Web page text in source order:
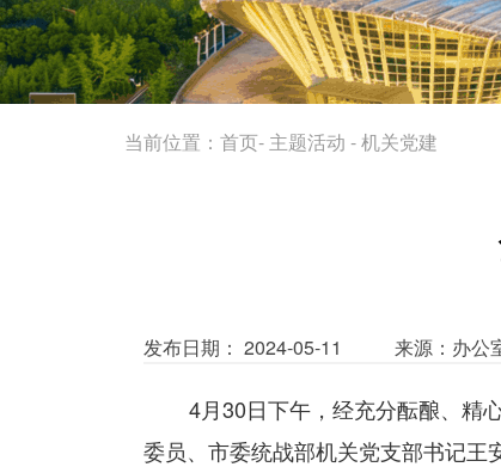
当前位置： 首页- 主题活动 -机关党建
发布日期： 2024-05-11 来源：办公
4月30日下午，经充分酝酿、精
委员、市委统战部机关党支部书记王